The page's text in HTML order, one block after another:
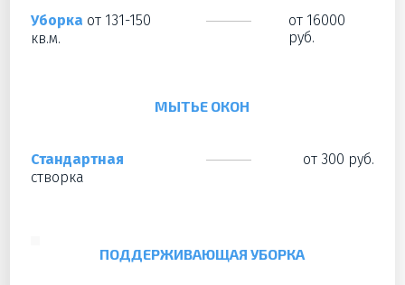
Уборка от 131-150
кв.м.
от 16000
руб.
МЫТЬЕ ОКОН
Стандартная
створка
от 300 руб.
ПОДДЕРЖИВАЮЩАЯ УБОРКА